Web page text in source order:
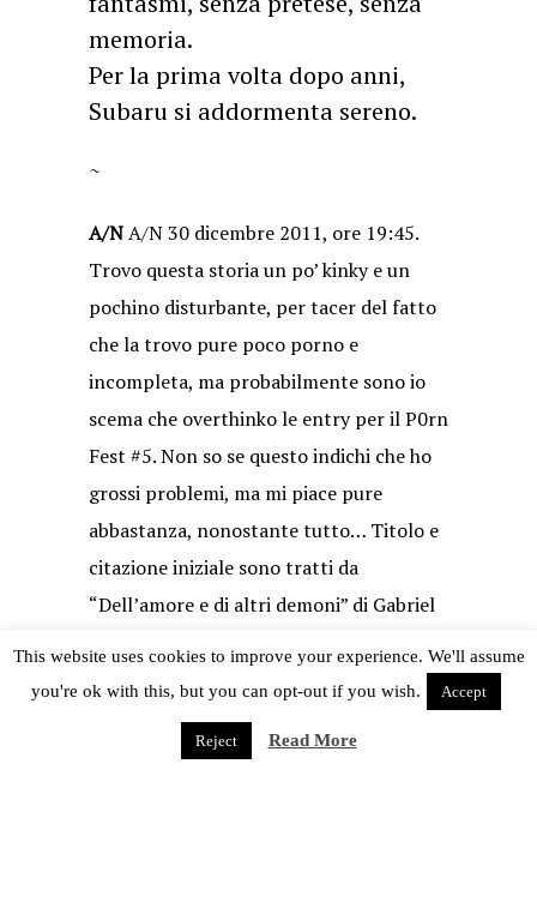
memoria.
Per la prima volta dopo anni,
Subaru si addormenta sereno.
~
A/NA/N 30 dicembre 2011, ore 19:45.
Trovo questa storia un po’ kinky e un
pochino disturbante, per tacer del fatto
che la trovo pure poco porno e
incompleta, ma probabilmente sono io
scema che overthinko le entry per il P0rn
Fest #5. Non so se questo indichi che ho
grossi problemi, ma mi piace pure
abbastanza, nonostante tutto… Titolo e
citazione iniziale sono tratti da
“Dell’amore e di altri demoni” di Gabriel
Juuhachi Go.
fanfiction,tokyo babylon
This website uses cookies to improve your experience. We'll assume
you're ok with this, but you can opt-out if you wish.
Accept
Reject Read More